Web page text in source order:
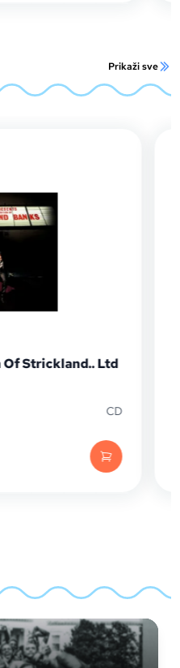
Prikaži sve
Real Me (CD)